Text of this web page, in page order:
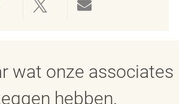
LinkedInvia Facebook
Delen via twitter
wat onze associates
hebben.